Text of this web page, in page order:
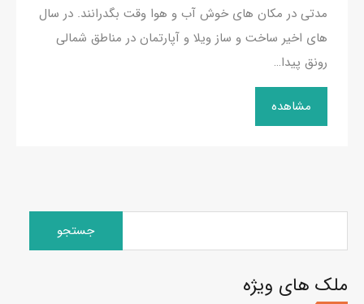
مدتی در مکان های خوش آب و هوا وقت بگدرانند. در سال
های اخیر ساخت و ساز ویلا و آپارتمان در مناطق شمالی
رونق پیدا…
مشاهده
جستجو
ملک های ویژه